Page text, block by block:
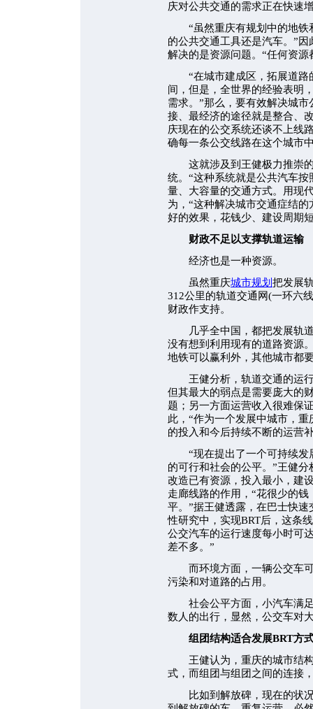
庆对公共交通的需求正在快速
“虽然重庆有规划中的地铁
的公共交通工具还是汽车。”
解决的是资源问题。“任何资源
“在城市建成区，拓展道路
间，但是，全世界的经验表明
需求。”那么，要有效解决城
接、最经济的途径就是整合、
庆现在的公交系统还谈不上
确每一条公交线路在这个城市
这就涉及到王健极力推崇的
统。“这种系统就是公共汽车
量、大容量的交通方式。用现
为，“这种解决城市交通症结
好的效果，花钱少、建设周期
财政不足以支撑轨道运输
经济也是一种资源。
虽然重庆城市规划把发展
312公里的轨道交通网(一环六
财政作支持。
几乎全中国，都把发展轨道
没有想到利用现有的道路资源
地铁可以赢利外，其他城市都
王健分析，轨道交通的运行
但其最大的弱点是需要庞大的
题；另一方面运营收入很难保
此，“作为一个发展中城市，
的投入和今后持续不断的运营
“现在提出了一个可持续发
的可行和社会的公平。”王健
改造已有资源，投入最小，建
走廊线路的作用，“花很少的
平。”据王健透露，在巴士快
性研究中，实现BRT后，这条
公交汽车的运行速度每小时可
差不多。”
而环境方面，一辆公交车可
污染和对道路的占用。
社会公平方面，小汽车满足
数人的出行，显然，公交车对
组团结构适合发展BRT方
王健认为，重庆的城市结构
式，而组团与组团之间的连接
比如到解放碑，现在的状况